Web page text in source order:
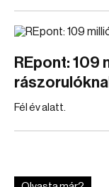
REpont: 109
Fél év alatt.